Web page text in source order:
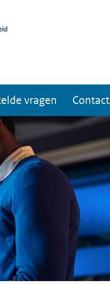
vragen Contact